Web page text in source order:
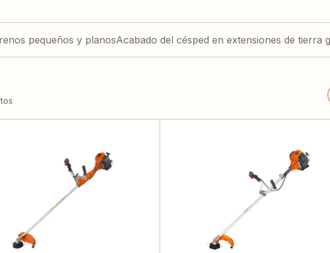
pequeños y planosAcabado del césped en extensiones de tierra